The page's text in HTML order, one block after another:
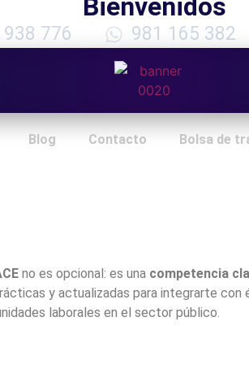
Bienvenidos
776 981 165 382
Blog Contacto Bolsa de
no es opcional: es una competencia
y actualizadas para integrarte
laborales en el sector público.